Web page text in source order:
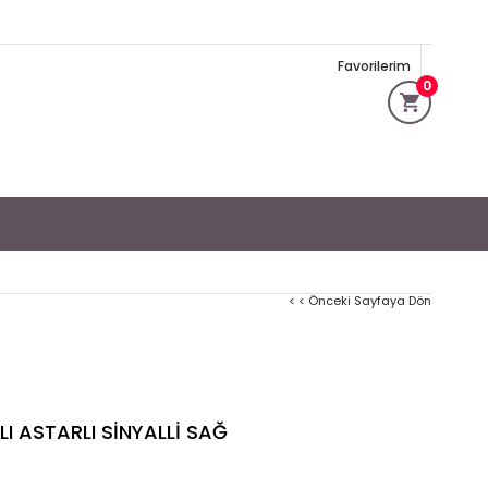
0
Favorilerim
< < Önceki Sayfaya Dön
ASTARLI SİNYALLİ SAĞ